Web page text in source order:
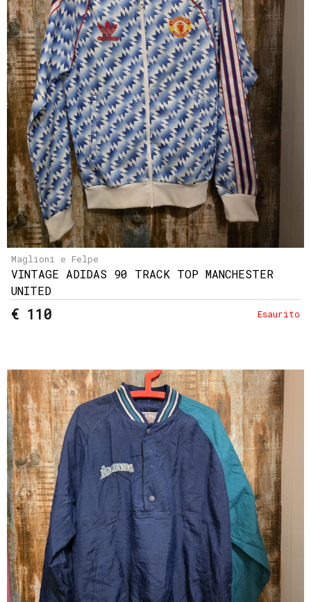
Maglioni e Felpe
VINTAGE ADIDAS 90 TRACK TOP MANCHESTER
UNITED
€ 110 Esaurito